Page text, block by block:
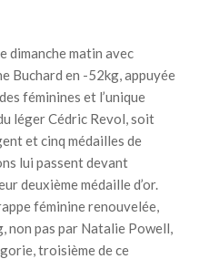
dimanche matin avec
Buchard en -52kg, appuyée
féminines et l’unique
léger Cédric Revol, soit
et cinq médailles de
lui passent devant
deuxième médaille d’or.
féminine renouvelée,
non pas par Natalie Powell,
troisième de ce